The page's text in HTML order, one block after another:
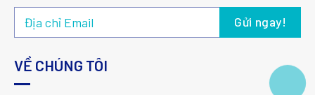
VỀ CHÚNG TÔI